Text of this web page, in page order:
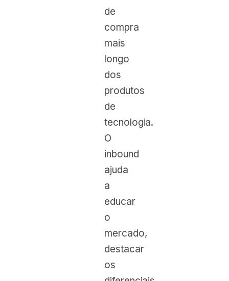
de
compra
mais
longo
dos
produtos
de
tecnologia.
O
inbound
ajuda
a
educar
o
mercado,
destacar
os